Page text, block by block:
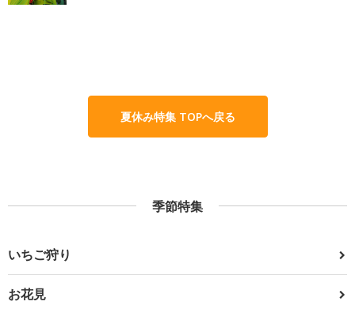
夏休み特集 TOPへ戻る
季節特集
いちご狩り
お花見